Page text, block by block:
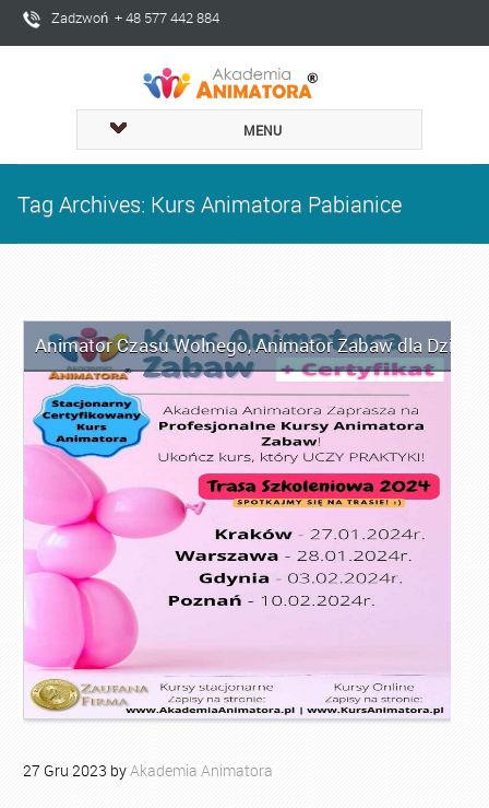
Zadzwoń + 48 577 442 884
MENU
Tag Archives: Kurs Animatora Pabianice
Animator Czasu Wolnego,Animator Zabaw dla Dzieci
27 Gru 2023 byAkademia Animatora